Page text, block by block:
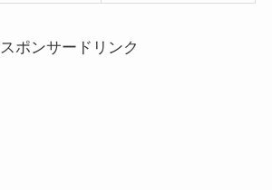
スポンサードリンク